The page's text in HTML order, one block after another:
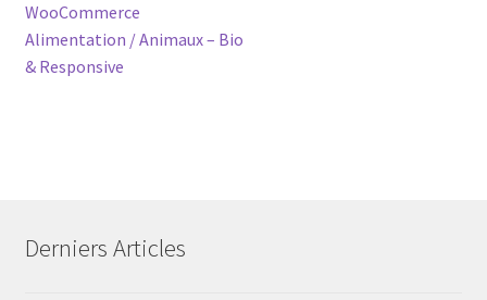
navigation
post:
WooCommerce
Alimentation / Animaux – Bio
& Responsive
Derniers Articles